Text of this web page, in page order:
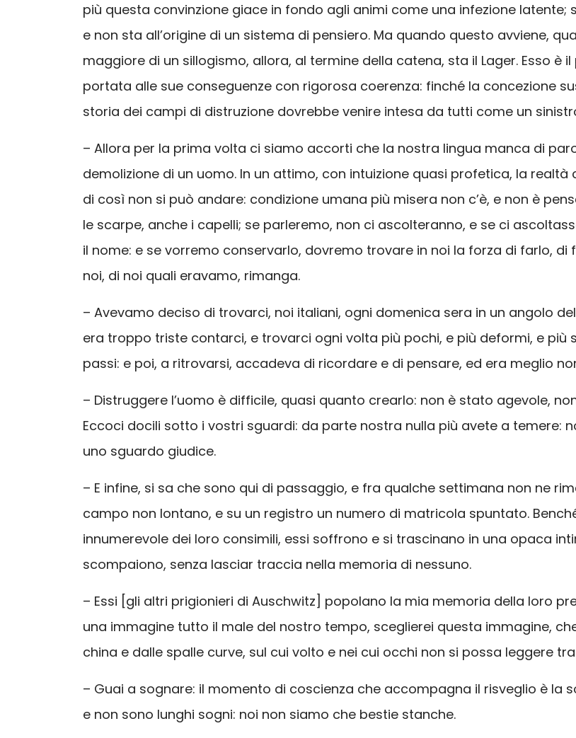
più questa convinzione giace in fondo agli animi come una infezione
e non sta all’origine di un sistema di pensiero. Ma quando questo avviene,
maggiore di un sillogismo, allora, al termine della catena, sta il Lager. Esso è
portata alle sue conseguenze con rigorosa coerenza: finché la concezione
storia dei campi di distruzione dovrebbe venire intesa da tutti come un
– Allora per la prima volta ci siamo accorti che la nostra lingua manca di
demolizione di un uomo. In un attimo, con intuizione quasi profetica, la realtà
di così non si può andare: condizione umana più misera non c’è, e non è
le scarpe, anche i capelli; se parleremo, non ci ascolteranno, e se ci
il nome: e se vorremo conservarlo, dovremo trovare in noi la forza di farlo,
noi, di noi quali eravamo, rimanga.
– Avevamo deciso di trovarci, noi italiani, ogni domenica sera in un angolo
era troppo triste contarci, e trovarci ogni volta più pochi, e più deformi, e più
passi: e poi, a ritrovarsi, accadeva di ricordare e di pensare, ed era meglio
– Distruggere l’uomo è difficile, quasi quanto crearlo: non è stato agevole,
Eccoci docili sotto i vostri sguardi: da parte nostra nulla più avete a temere:
uno sguardo giudice.
– E infine, si sa che sono qui di passaggio, e fra qualche settimana non ne
campo non lontano, e su un registro un numero di matricola spuntato.
innumerevole dei loro consimili, essi soffrono e si trascinano in una opaca
scompaiono, senza lasciar traccia nella memoria di nessuno.
– Essi [gli altri prigionieri di Auschwitz] popolano la mia memoria della loro
una immagine tutto il male del nostro tempo, sceglierei questa immagine,
china e dalle spalle curve, sul cui volto e nei cui occhi non si possa leggere
– Guai a sognare: il momento di coscienza che accompagna il risveglio è la
e non sono lunghi sogni: noi non siamo che bestie stanche.